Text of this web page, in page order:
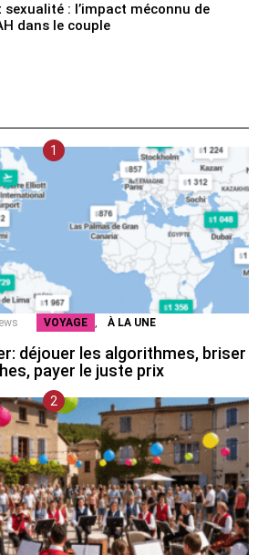
sexualité : l’impact méconnu de
dans le couple
VOYAGE À LA UNE
déjouer les algorithmes, briser
payer le juste prix